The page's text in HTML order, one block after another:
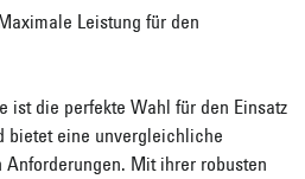
Leistung für den
ist die perfekte Wahl für den Einsatz
bietet eine unvergleichliche
Mit ihrer robusten